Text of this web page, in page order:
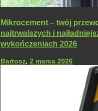
Mikrocement – twój
najtrwalszych i
wykończeniach 2026
Bartosz, 2 marca 2026